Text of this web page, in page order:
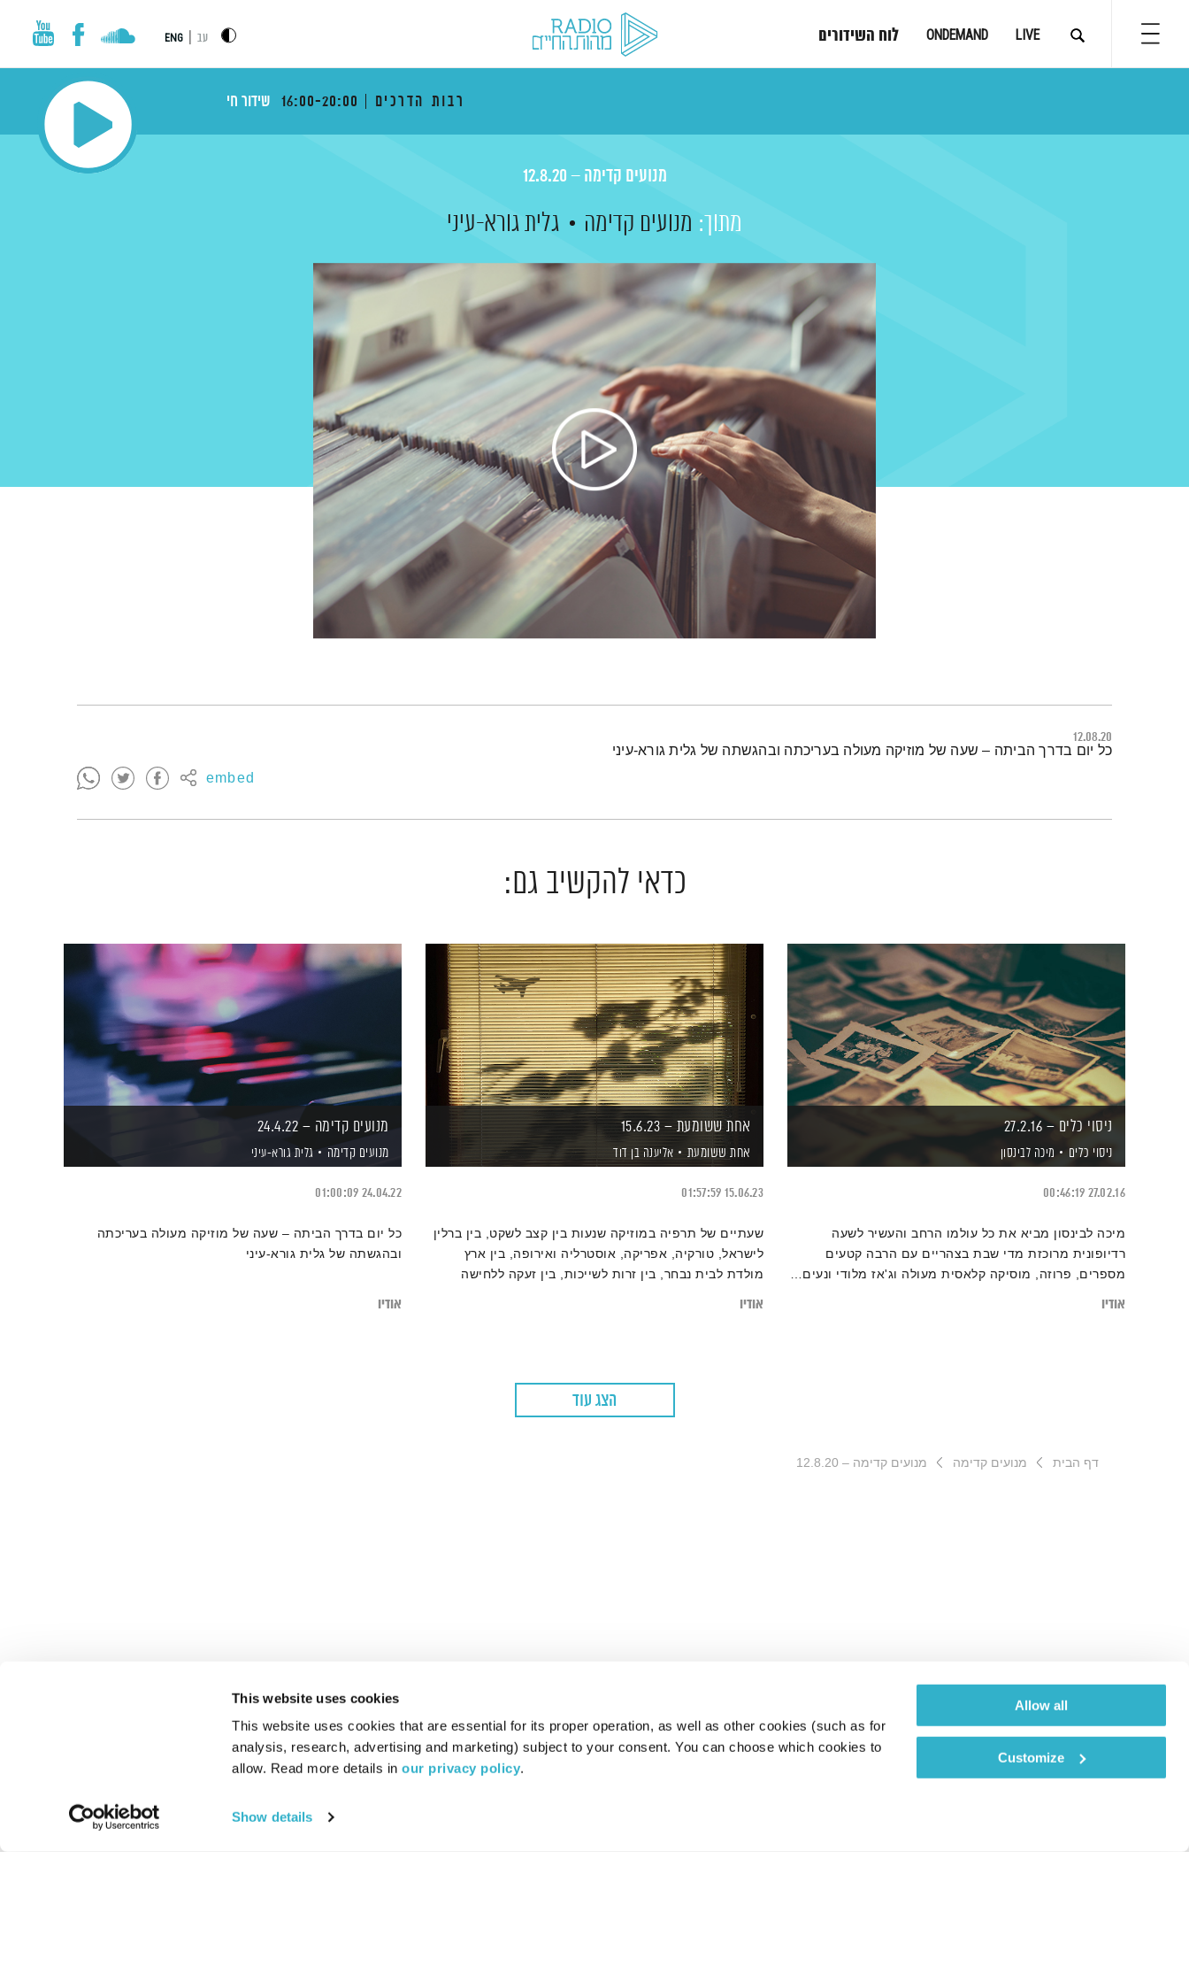
This website uses cookies
This website uses cookies that are essential for its proper operation, as well as other cookies (such as for
analysis, research, advertising and marketing) subject to your consent. You can choose which cookies to
allow. Read more details in our privacy policy.
Show details
Allow all
Customize
LIVE
ONDEMAND לוח השידורים עב ENG
רבות הדרכים 16:00-20:00 שידור חי
מנועים קדימה – 12.8.20
מתוך: מנועים קדימה גלית גורא-עיני
12.08.20
embed
תמצית הפודקאסט
כל יום בדרך הביתה – שעה של מוזיקה מעולה בעריכתה ובהגשתה של גלית גורא-עיני
כדאי להקשיב גם:
ניסוי כלים – 27.2.16
ניסוי כלים מיכה לבינסון
27.02.16
00:46:19
מיכה לבינסון מביא את כל עולמו הרחב והעשיר לשעה
רדיופונית מרוכזת מדי שבת בצהריים עם הרבה קטעים
מספרים, פרוזה, מוסיקה קלאסית מעולה וג'אז מלודי ונעים…
אודיו
אחת ששומעת – 15.6.23
אחת ששומעת אליענה בן דוד
15.06.23
01:57:59
שעתיים של תרפיה במוזיקה שנעות בין קצב לשקט, בין ברלין
לישראל, טורקיה, אפריקה, אוסטרליה ואירופה, בין ארץ
מולדת לבית נבחר, בין זרות לשייכות, בין זעקה ללחישה
אודיו
מנועים קדימה – 24.4.22
מנועים קדימה גלית גורא-עיני
24.04.22
01:00:09
כל יום בדרך הביתה – שעה של מוזיקה מעולה בעריכתה
ובהגשתה של גלית גורא-עיני
אודיו
הצג עוד
דף הבית מנועים קדימה מנועים קדימה – 12.8.20